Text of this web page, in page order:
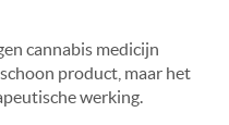
cannabis medicijn
product, maar het
werking.